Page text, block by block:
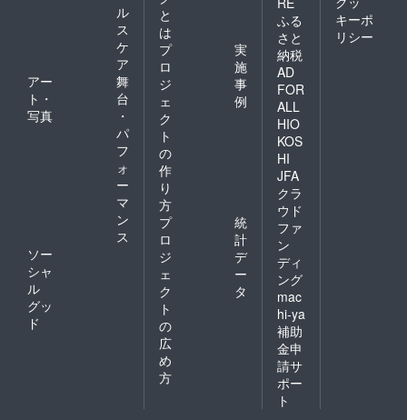
ル
ス
ケ
ア
アー
ト・
写真
舞
台
・
パ
フ
ォ
ー
マ
ン
ス
ソー
シャ
ル
グッ
ド
と
は
プ
ロ
ジ
ェ
ク
ト
の
作
り
方
実
施
事
例
プ
ロ
ジ
ェ
ク
ト
の
広
め
方
統
計
デ
ー
タ
ふる
さと
納税
AD
FOR
ALL
HIO
KOS
HI
JFA
クラ
ウド
ファ
ン
ディ
ング
mac
hi-ya
補助
金申
請サ
ポー
ト
キーポ
リシー